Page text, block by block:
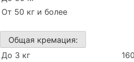
От 50 кг и более
Общая кремация:
До 3 кг